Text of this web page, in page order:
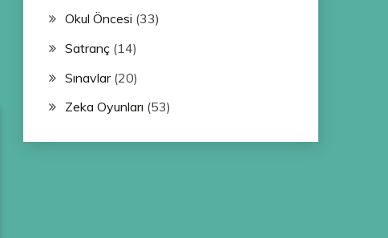
Okul Öncesi (33)
Satranç(14)
Sınavlar(20)
Zeka Oyunları (53)